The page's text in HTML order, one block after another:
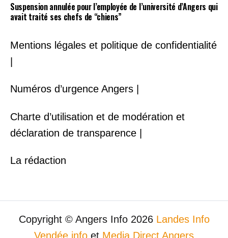
Suspension annulée pour l’employée de l’université d’Angers qui
avait traité ses chefs de “chiens”
Mentions légales et politique de confidentialité
Numéros d’urgence Angers |
Charte d’utilisation et de modération et
déclaration de transparence |
La rédaction
Copyright © Angers Info 2026 Landes Info
Vendée info et Media Direct Angers